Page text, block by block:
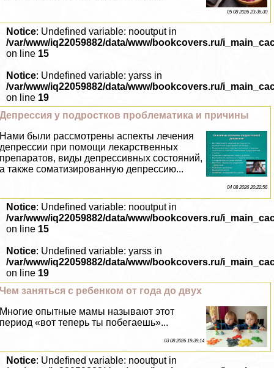
05 08 2026 23:36:30
Notice: Undefined variable: nooutput in
/var/www/iq22059882/data/www/bookcovers.ru/
on line 15
Notice: Undefined variable: yarss in
/var/www/iq22059882/data/www/bookcovers.ru/
on line 19
Депрессия у подростков проблематика и причины
Нами были рассмотрены аспекты лечения
депрессии при помощи лекарственных
препаратов, виды депрессивных состояний,
а также соматизированную депрессию...
04 08 2026 20:22:56
Notice: Undefined variable: nooutput in
/var/www/iq22059882/data/www/bookcovers.ru/
on line 15
Notice: Undefined variable: yarss in
/var/www/iq22059882/data/www/bookcovers.ru/
on line 19
Чем заняться с ребенком от года до двух
Многие опытные мамы называют этот
период «вот теперь ты побегаешь»...
03 08 2026 19:39:14
Notice: Undefined variable: nooutput in